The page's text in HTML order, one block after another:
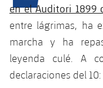
plusicon
más
Instalaciones
SUB13
SUB12
SUB11 A
SUB13 B
SUB12 C
Entradas
Gameday
Base
Barça Atlètic
Junior
Campus
PLUSICON
MÁS
plusicon
más
en el Auditori 1899
entre lágrimas, ha
marcha y ha
leyenda culé. A
declaraciones del 10: